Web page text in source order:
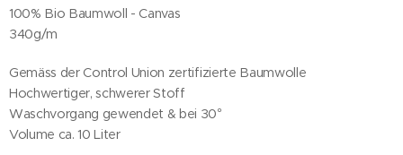
100% Bio Baumwoll - Canvas
340g/m
Gemäss der Control Union zertifizierte Baumwolle
Hochwertiger, schwerer Stoff
Waschvorgang gewendet & bei 30°
Volume ca. 10 Liter